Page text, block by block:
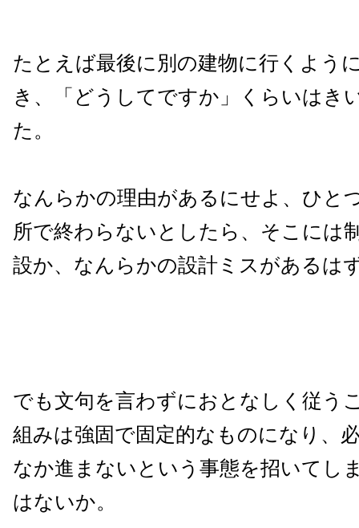
たとえば最後に別の建物に行くよう
き、「どうしてですか」くらいはき
た。
なんらかの理由があるにせよ、ひと
所で終わらないとしたら、そこには
設か、なんらかの設計ミスがあるは
でも文句を言わずにおとなしく従う
組みは強固で固定的なものになり、
なか進まないという事態を招いてし
はないか。